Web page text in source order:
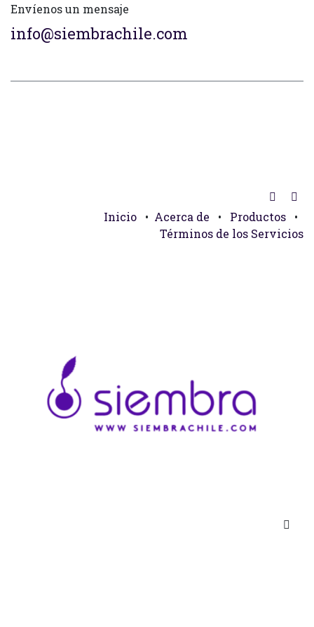
Envíenos un mensaje
info@siembrachile.com
Inicio • Acerca de • Productos
•
Términos de los Servicios